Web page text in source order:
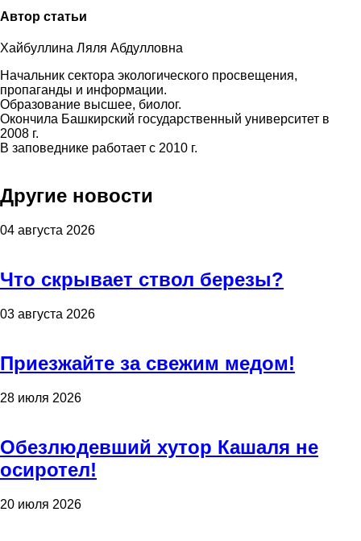
Автор статьи
Хайбуллина Ляля Абдулловна
Начальник сектора экологического просвещения,
пропаганды и информации.
Образование высшее, биолог.
Окончила Башкирский государственный университет в
2008 г.
В заповеднике работает с 2010 г.
Другие новости
04 августа 2026
Что скрывает ствол березы?
03 августа 2026
Приезжайте за свежим медом!
28 июля 2026
Обезлюдевший хутор Кашаля не
осиротел!
20 июля 2026